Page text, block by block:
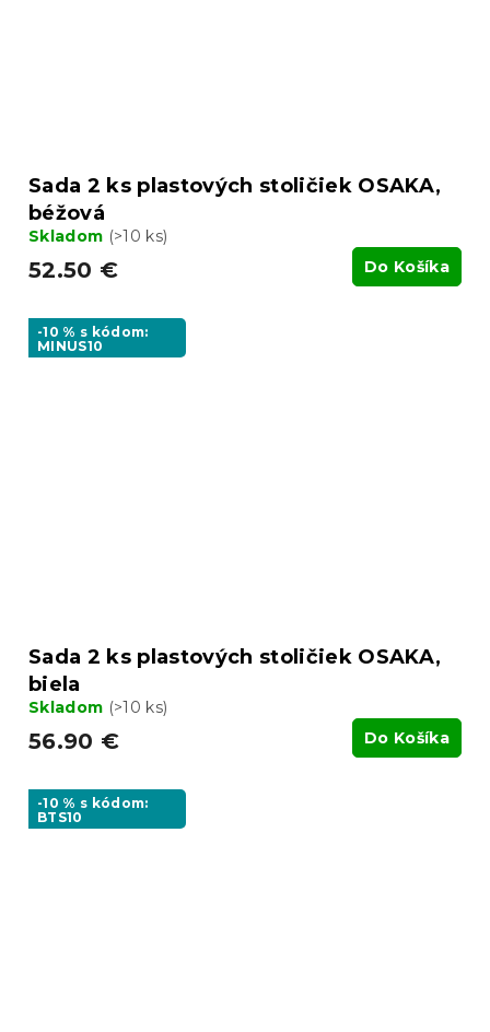
Sada 2 ks plastových stoličiek OSAKA,
béžová
Skladom (>10 ks)
52.50 € Do Košíka
-10 % s kódom:
MINUS10
Sada 2 ks plastových stoličiek OSAKA,
biela
Skladom (>10 ks)
56.90 € Do Košíka
-10 % s kódom:
BTS10